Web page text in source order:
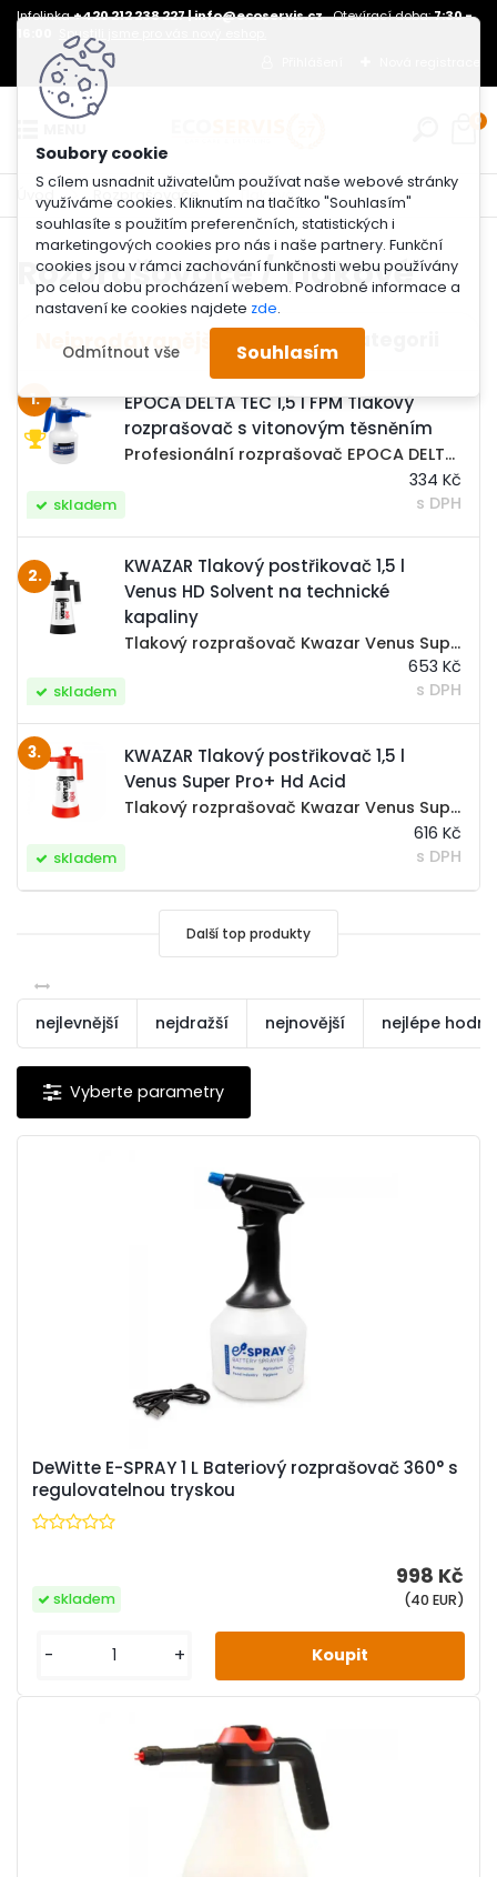
S cílem usnadnit uživatelům používat naše webové stránky
využíváme cookies. Kliknutím na tlačítko "Souhlasím"
souhlasíte s použitím preferenčních, statistických i
marketingových cookies pro nás i naše partnery. Funkční
cookies jsou v rámci zachování funkčnosti webu používány
po celou dobu procházení webem. Podrobné informace a
nastavení ke cookies najdete zde.
Odmítnout vše Souhlasím
Infolinka+420 212 238 227 | info@ecoservis.czOtevírací doba:7:30 -
Spustili jsme pro vás nový eshop.
0
Úvod Rozprašovače Tlakové
Rozprašovače / Tlakové
Nejprodávanější
1.
EPOCA DELTA TEC 1,5 l FPM Tlakový
rozprašovač s vitonovým těsněním
skladem
Profesionální rozprašovač EPOCA DELTA TEC 2 FPM o objemu 1500 ml osazený těsněním Viton odolný chemickým látkám. K rozprašovači nabízíme plno náhradních dílů včetně opravné sady těsnění. DELTA TEC je profesionální chemikáliím odolný rozprašovač s...
334 Kč
s DPH
2.
KWAZAR Tlakový postřikovač 1,5 l
Venus HD Solvent na technické
kapaliny
skladem
Tlakový rozprašovač Kwazar Venus Super Pro+ Solvent s obsahem 1,5 l určený pro chemické látky jako jsou rozpouštědla, ředidla apod. Díky osazení těsněním viton FPM použitelný v náklonu s minimálním množstvím chemie díky závaží na přisávací hadičce...
653 Kč
s DPH
3.
KWAZAR Tlakový postřikovač 1,5 l
Venus Super Pro+ Hd Acid
skladem
Tlakový rozprašovač Kwazar Venus Super Pro+ Hd Acid o objemu 1,5 l určený pro chemické látky díky osazení těsněním Viton FPM použitelný v náklonu s minimálním množstvím chemie díky závaží na přisávací hadičce uvnitř nádobky. HD-ACID je určený k...
616 Kč
s DPH
Další top produkty
nejlevnější nejdražší nejnovější nejlépe
DeWitte E-SPRAY 1 L Bateriový rozprašovač 360° s
regulovatelnou tryskou
998 Kč
(40 EUR)
skladem
- +